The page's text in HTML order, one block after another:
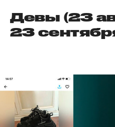
Девы (23
23